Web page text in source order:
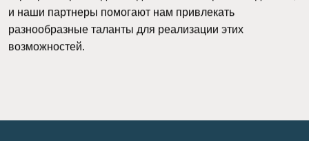
и наши партнеры помогают нам привлекать
разнообразные таланты для реализации этих
возможностей.